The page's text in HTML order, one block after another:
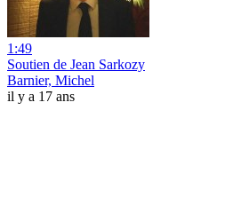
1:49
Soutien de Jean Sarkozy
Barnier, Michel
il y a 17 ans